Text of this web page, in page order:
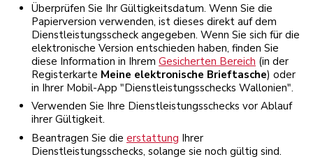
Überprüfen Sie Ihr Gültigkeitsdatum. Wenn Sie die
Papierversion verwenden, ist dieses direkt auf dem
Dienstleistungsscheck angegeben. Wenn Sie sich für die
elektronische Version entschieden haben, finden Sie
diese Information in Ihrem Gesicherten Bereich (in der
Registerkarte Meine elektronische Brieftasche) oder
in Ihrer Mobil-App "Dienstleistungsschecks Wallonien".
Verwenden Sie Ihre Dienstleistungsschecks vor Ablauf
ihrer Gültigkeit.
Beantragen Sie die erstattung Ihrer
Dienstleistungsschecks, solange sie noch gültig sind.